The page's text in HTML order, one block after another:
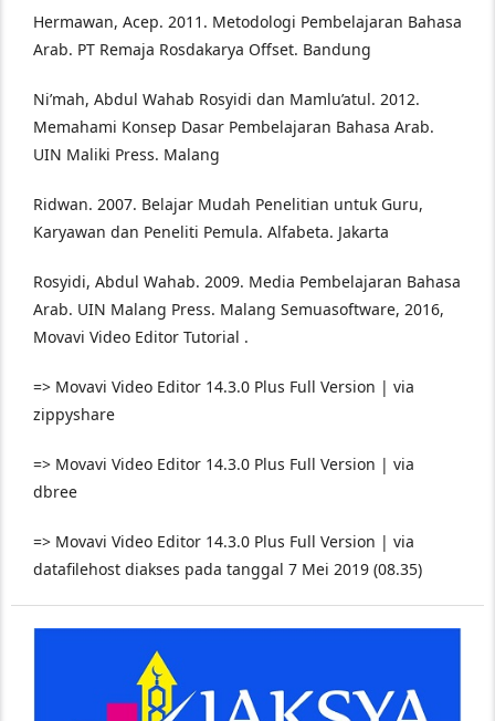
Hermawan, Acep. 2011. Metodologi Pembelajaran Bahasa
Arab. PT Remaja Rosdakarya Offset. Bandung
Ni’mah, Abdul Wahab Rosyidi dan Mamlu’atul. 2012.
Memahami Konsep Dasar Pembelajaran Bahasa Arab.
UIN Maliki Press. Malang
Ridwan. 2007. Belajar Mudah Penelitian untuk Guru,
Karyawan dan Peneliti Pemula. Alfabeta. Jakarta
Rosyidi, Abdul Wahab. 2009. Media Pembelajaran Bahasa
Arab. UIN Malang Press. Malang Semuasoftware, 2016,
Movavi Video Editor Tutorial .
=> Movavi Video Editor 14.3.0 Plus Full Version | via
zippyshare
=> Movavi Video Editor 14.3.0 Plus Full Version | via
dbree
=> Movavi Video Editor 14.3.0 Plus Full Version | via
datafilehost diakses pada tanggal 7 Mei 2019 (08.35)